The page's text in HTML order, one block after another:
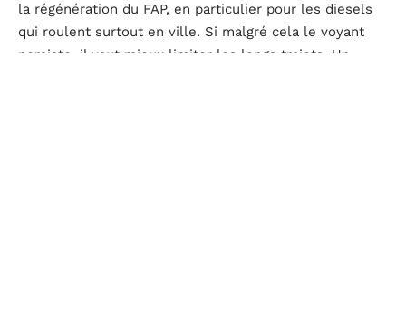
la régénération du FAP, en particulier pour les diesels
qui roulent surtout en ville. Si malgré cela le voyant
persiste, il vaut mieux limiter les longs trajets. Un